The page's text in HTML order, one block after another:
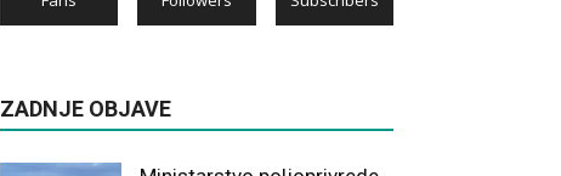
ZADNJE OBJAVE